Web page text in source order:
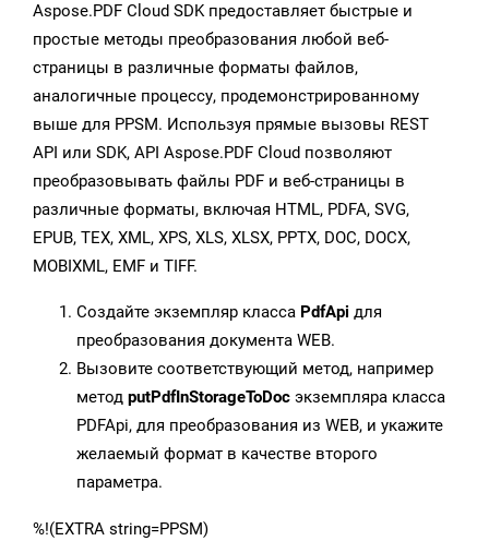
Aspose.PDF Cloud SDK предоставляет быстрые и
простые методы преобразования любой веб-
страницы в различные форматы файлов,
аналогичные процессу, продемонстрированному
выше для PPSM. Используя прямые вызовы REST
API или SDK, API Aspose.PDF Cloud позволяют
преобразовывать файлы PDF и веб-страницы в
различные форматы, включая HTML, PDFA, SVG,
EPUB, TEX, XML, XPS, XLS, XLSX, PPTX, DOC, DOCX,
MOBIXML, EMF и TIFF.
Создайте экземпляр класса PdfApi для
преобразования документа WEB.
Вызовите соответствующий метод, например
метод putPdfInStorageToDoc экземпляра класса
PDFApi, для преобразования из WEB, и укажите
желаемый формат в качестве второго
параметра.
%!(EXTRA string=PPSM)